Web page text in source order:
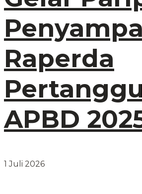
Raperda
APBD
1 Juli 2026